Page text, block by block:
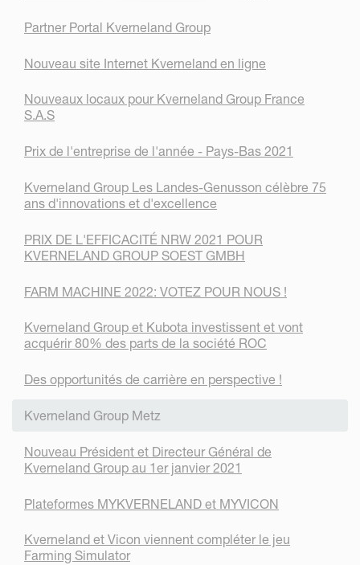
Partner Portal Kverneland Group
Nouveau site Internet Kverneland en ligne
Nouveaux locaux pour Kverneland Group France
S.A.S
Prix de l'entreprise de l'année - Pays-Bas 2021
Kverneland Group Les Landes-Genusson célèbre 75
ans d'innovations et d'excellence
PRIX DE L'EFFICACITÉ NRW 2021 POUR
KVERNELAND GROUP SOEST GMBH
FARM MACHINE 2022: VOTEZ POUR NOUS !
Kverneland Group et Kubota investissent et vont
acquérir 80% des parts de la société ROC
Des opportunités de carrière en perspective !
Kverneland Group Metz
Nouveau Président et Directeur Général de
Kverneland Group au 1er janvier 2021
Plateformes MYKVERNELAND et MYVICON
Kverneland et Vicon viennent compléter le jeu
Farming Simulator